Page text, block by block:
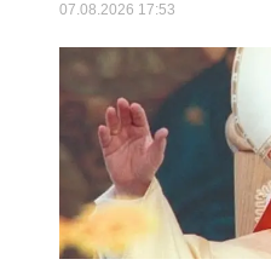
07.08.2026 17:53